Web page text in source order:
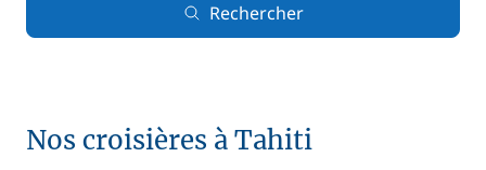
Rechercher
Nos croisières à Tahiti